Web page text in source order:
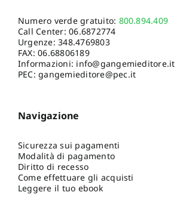
Numero verde gratuito: 800.894.409
Call Center:06.6872774
Urgenze:348.4769803
FAX: 06.68806189
Informazioni: info@gangemieditore.it
PEC: gangemieditore@pec.it
Navigazione
Sicurezza sui pagamenti
Modalità di pagamento
Diritto di recesso
Come effettuare gli acquisti
Leggere il tuo ebook